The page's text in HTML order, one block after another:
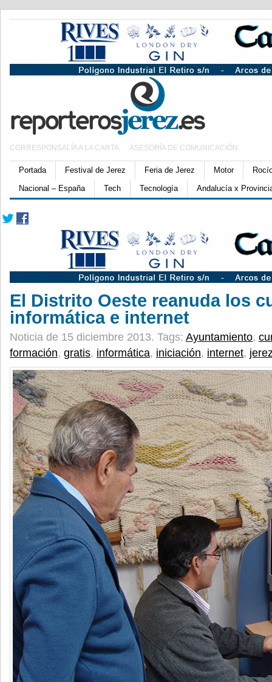
CORRESPONSALÍA A LA CARTA ASESORÍA DE COMUNICACIÓN
Portada Festival de Jerez Feria de Jerez Motor
Nacional – España
Tech Tecnología Andalucía x
El Distrito Oeste reanuda los
informática e internet
Noticia de 15 diciembre 2013. Tags: Ayuntamiento,
formación, gratis, informática, iniciación, internet,